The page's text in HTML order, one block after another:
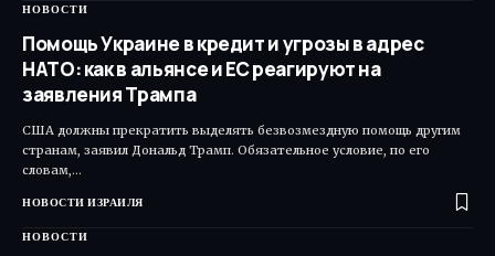
НОВОСТИ
Помощь Украине в кредит и угрозы в адрес
НАТО: как в альянсе и ЕС реагируют на
заявления Трампа
США должны прекратить выделять безвозмездную помощь другим
странам, заявил Дональд Трамп. Обязательное условие, по его
словам,…
НОВОСТИ ИЗРАИЛЯ
НОВОСТИ